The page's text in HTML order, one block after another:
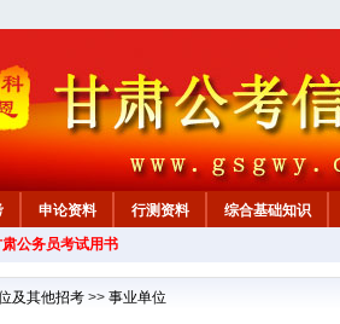
申论资料 行测资料 综合基础知识
公务员考试用书
及其他招考 >> 事业单位